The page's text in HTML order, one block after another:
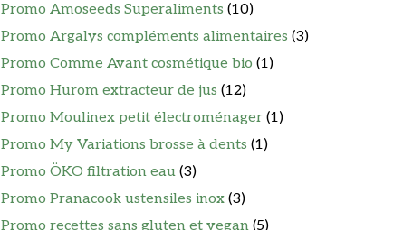
Promo Amoseeds Superaliments (10)
Promo Argalys compléments alimentaires (3)
Promo Comme Avant cosmétique bio (1)
Promo Hurom extracteur de jus (12)
Promo Moulinex petit électroménager (1)
Promo My Variations brosse à dents (1)
Promo ÖKO filtration eau (3)
Promo Pranacook ustensiles inox (3)
Promo recettes sans gluten et vegan (5)